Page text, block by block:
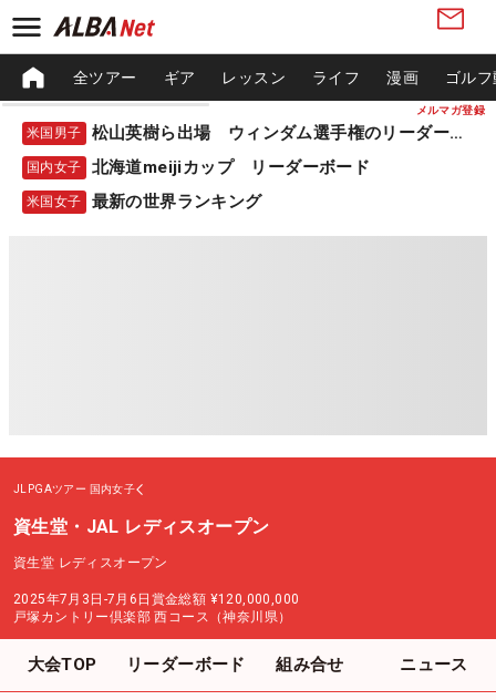
メルマガ登録
全ツアー ギア レッスン ライフ 漫画 ゴル
米国男子 松山英樹ら出場 ウィンダム選手権のリーダーボード
国内女子 北海道meijiカップ リーダーボード
米国女子 最新の世界ランキング
JLPGAツアー 国内女子
資生堂・JAL レディスオープン
資生堂 レディスオープン
2025年7月3日-7月6日 賞金総額 ¥120,000,000
戸塚カントリー倶楽部 西コース（神奈川県）
大会TOP リーダーボード 組み合せ ニュース